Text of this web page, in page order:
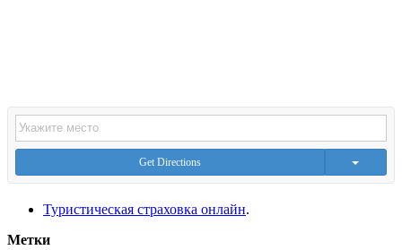
Get Directions
Туристическая страховка онлайн.
Метки